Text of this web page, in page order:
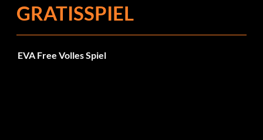
GRATISSPIEL
EVA Free Volles Spiel